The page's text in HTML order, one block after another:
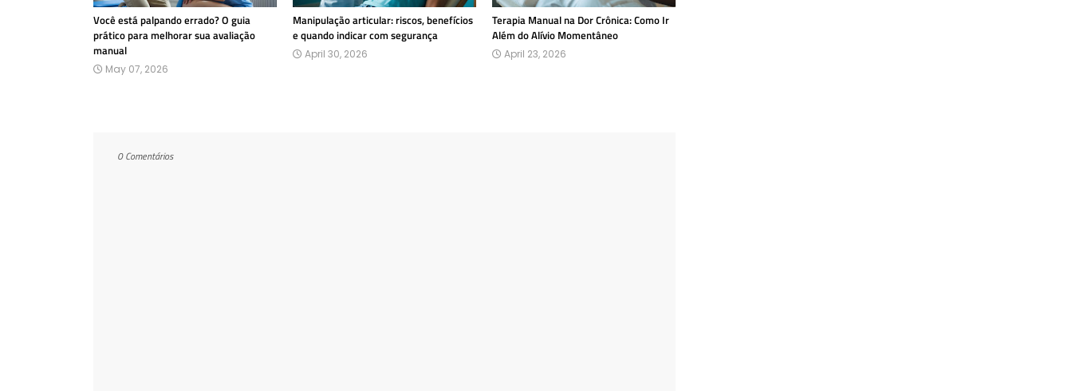
Você está palpando errado? O guia
prático para melhorar sua avaliação
manual
May 07, 2026
Manipulação articular: riscos, benefícios
e quando indicar com segurança
April 30, 2026
Terapia Manual na Dor Crônica: Como Ir
Além do Alívio Momentâneo
April 23, 2026
0 Comentários